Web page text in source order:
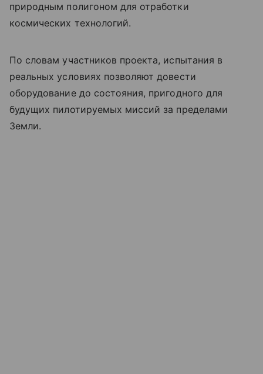
природным полигоном для отработки
космических технологий.
По словам участников проекта, испытания в
реальных условиях позволяют довести
оборудование до состояния, пригодного для
будущих пилотируемых миссий за пределами
Земли.